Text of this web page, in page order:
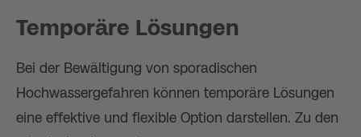
Temporäre Lösungen
Bei der Bewältigung von sporadischen
Hochwassergefahren können temporäre Lösungen
eine effektive und flexible Option darstellen. Zu den